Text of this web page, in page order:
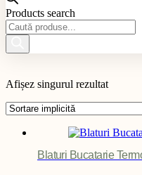
Products search
Aplicație produs
Exterior / Interior produs
Afișez singurul rezultat
Blaturi Bucatarie